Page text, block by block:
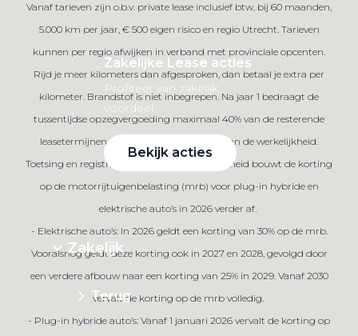
Zakelijke Lease acties
Profiteer van zakelijk
voordeel
Bekijk acties
Zakelijk
Terug
Vanaf tarieven zijn o.b.v. private lease inclusief btw, bij 60 maanden,
5.000 km per jaar, € 500 eigen risico en regio Utrecht. Tarieven
kunnen per regio afwijken in verband met provinciale opcenten.
Rijd je meer kilometers dan afgesproken, dan betaal je extra per
kilometer. Brandstof is niet inbegrepen. Na jaar 1 bedraagt de
tussentijdse opzegvergoeding maximaal 40% van de resterende
leasetermijnen. Afbeelding kan afwijken van de werkelijkheid.
Toetsing en registratie bij BKR te Tiel. De overheid bouwt de korting
op de motorrijtuigenbelasting (mrb) voor plug-in hybride en
elektrische auto’s in 2026 verder af.
- Elektrische auto’s: In 2026 geldt een korting van 30% op de mrb.
Vooralsnog geldt deze korting ook in 2027 en 2028, gevolgd door
een verdere afbouw naar een korting van 25% in 2029. Vanaf 2030
vervalt de korting op de mrb volledig.
- Plug-in hybride auto’s: Vanaf 1 januari 2026 vervalt de korting op